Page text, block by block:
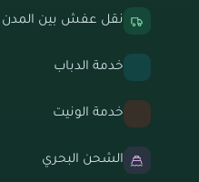
نقل عفش بين المدن
خدمة الدباب
خدمة الونيت
الشحن البحري